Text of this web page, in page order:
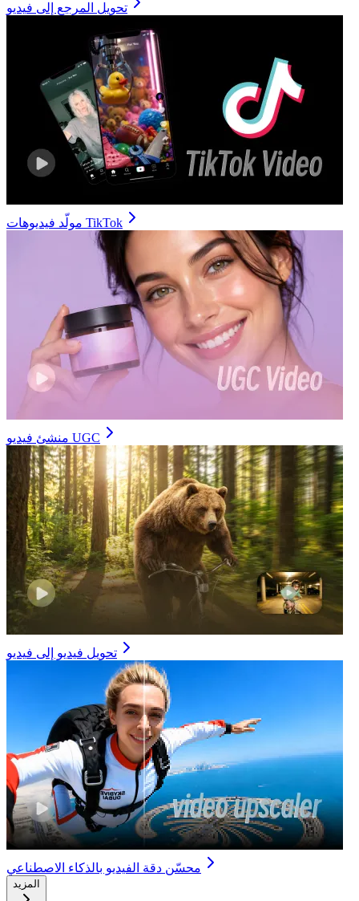
تحويل المرجع إلى فيديو
مولّد فيديوهات TikTok
منشئ فيديو UGC
تحويل فيديو إلى فيديو
محسّن دقة الفيديو بالذكاء الاصطناعي
المزيد